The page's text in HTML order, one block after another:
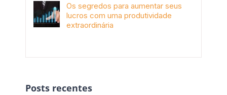
Os segredos para aumentar seus
lucros com uma produtividade
extraordinária
Posts recentes